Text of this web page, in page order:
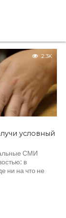
2.3K
условный
СМИ
в
ни на что не